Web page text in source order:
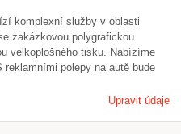
komplexní služby v oblasti
zakázkovou polygrafickou
velkoplošného tisku. Nabízíme
polepy na autě bude
Upravit údaje